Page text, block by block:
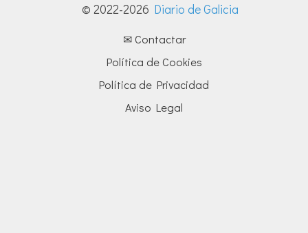
© 2022-2026 Diario de Galicia
✉ Contactar
Política de Cookies
Política de Privacidad
Aviso Legal